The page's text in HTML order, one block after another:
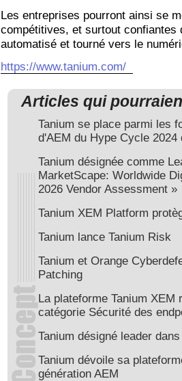
Les entreprises pourront ainsi se
compétitives, et surtout confiantes
automatisé et tourné vers le
https://www.tanium.com/
Articles qui
Tanium se place parmi les
d'AEM du Hype Cycle 2024
Tanium désignée comme
MarketScape: Worldwide
2026 Vendor Assessment »
Tanium XEM Platform
Tanium lance Tanium Risk
Tanium et Orange
Patching
La plateforme Tanium XEM
catégorie Sécurité des
Tanium désigné leader
Tanium dévoile sa
génération AEM